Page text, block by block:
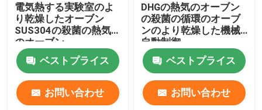
環境試験室
血小板インキュベーターアジテーター
マッフル炉
電気熱する実験室のよ
り乾燥したオーブン
SUS304の殺菌の熱気
のオーブン
ベストプライス
お問い合わせ
DHGの熱気のオーブン
の殺菌の循環のオーブ
ンのより乾燥した機械
自動制御
ベストプライス
お問い合わせ